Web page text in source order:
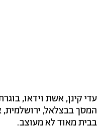
עדי קינן, אשת וידאו,
המסך בבצלאל,
בבית מאוד לא מעוצב.